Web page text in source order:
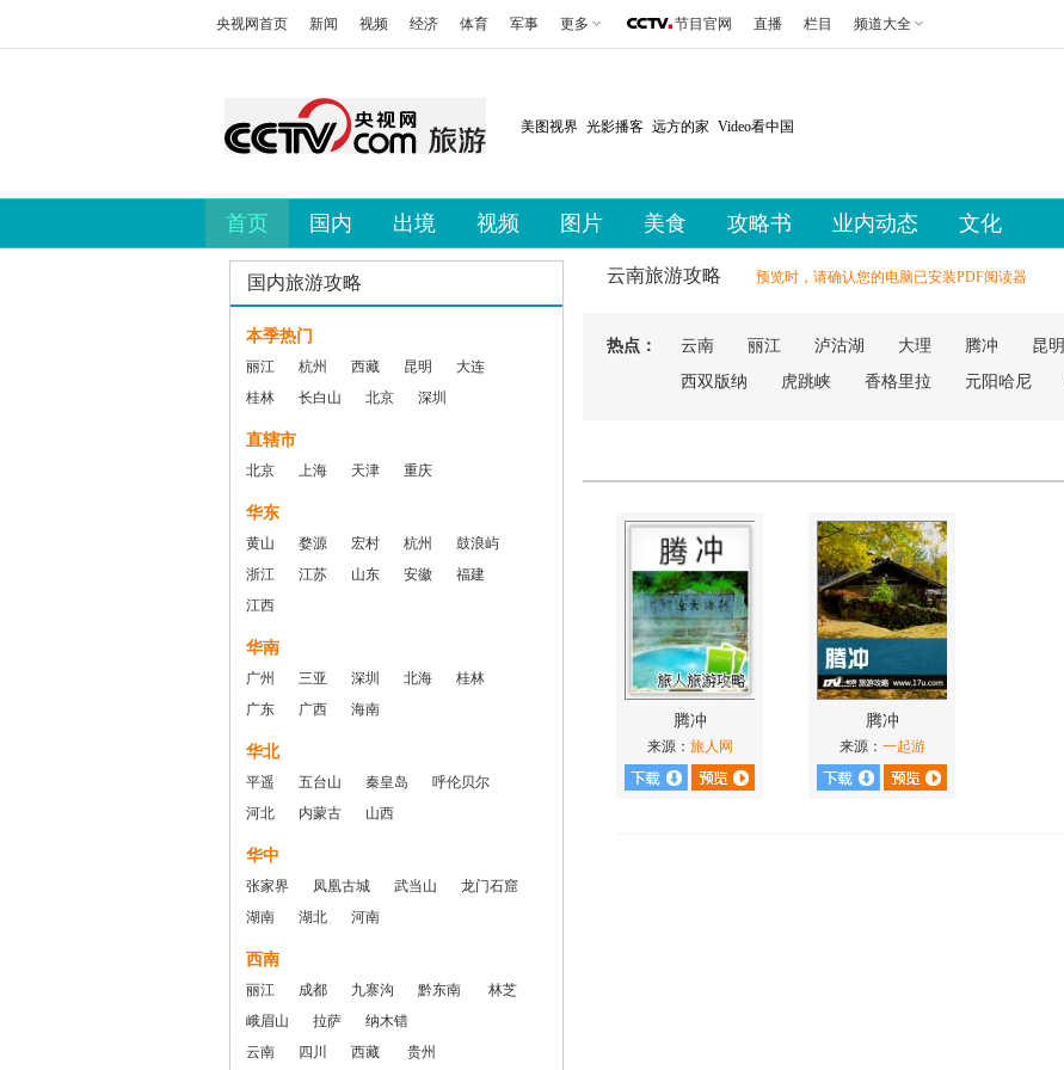
央视网首页 新闻 视频 经济 体育 军事 更多 节目官网 直播 栏目 频道大全
美图视界 光影播客 远方的家 Video看中国
首页 国内 出境 视频 图片 美食 攻略书 业内动态 文化
国内旅游攻略
本季热门
丽江 杭州 西藏 昆明
大连
桂林
长白山 北京 深圳
直辖市
北京 上海 天津 重庆
华东
黄山 婺源 宏村 杭州
鼓浪屿
浙江
江苏 山东 安徽
福建
江西
华南
广州 三亚 深圳 北海
桂林
广东
广西 海南
华北
平遥 五台山 秦皇岛
呼伦贝尔
河北
内蒙古 山西
华中
张家界 凤凰古城 武当山
龙门石窟
湖南
湖北 河南
西南
丽江 成都 九寨沟 黔东南
林芝
峨眉山
拉萨
纳木错
云南
四川 西藏 贵州
云南旅游攻略 预览时，请确认您的电脑已安装PDF阅读器
热点： 云南 丽江 泸沽湖 大理 腾冲 昆明
西双版纳
虎跳峡 香格里拉 元阳哈尼
腾冲
来源： 旅人网
腾冲
来源： 一起游